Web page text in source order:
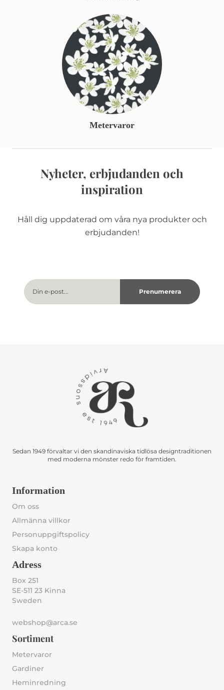
Metervaror
Nyheter, erbjudanden och
inspiration
Håll dig uppdaterad om våra nya produkter och
erbjudanden!
Sedan 1949 förvaltar vi den skandinaviska tidlösa designtraditionen
med moderna mönster redo för framtiden.
Information
Om oss
Allmänna villkor
Personuppgiftspolicy
Skapa konto
Adress
Box 251
SE-511 23 Kinna
Sweden
webshop@arca.se
Sortiment
Metervaror
Gardiner
Heminredning